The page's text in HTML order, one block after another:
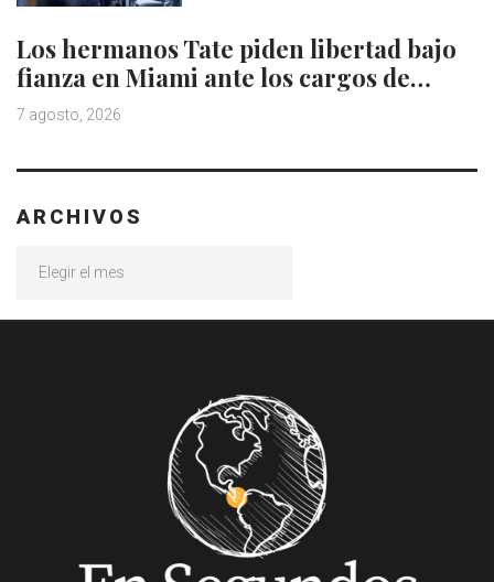
Los hermanos Tate piden libertad bajo
fianza en Miami ante los cargos de…
7 agosto, 2026
ARCHIVOS